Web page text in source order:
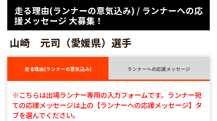
走る理由(ランナーの意気込み) / ランナーへの応
援メッセージ 大募集！
山崎 元司（愛媛県）選手
走る理由(ランナーの意気込み) ランナーへの応援メッセージ
※こちらは出場ランナー専用の入力フォームです。ランナー宛
ての応援メッセージは上の【ランナーへの応援メッセージ】タ
ブを選んでください。